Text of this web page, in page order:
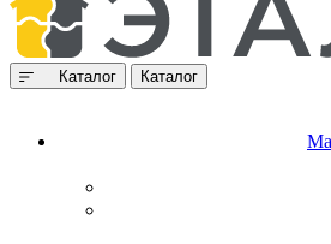
Каталог Каталог